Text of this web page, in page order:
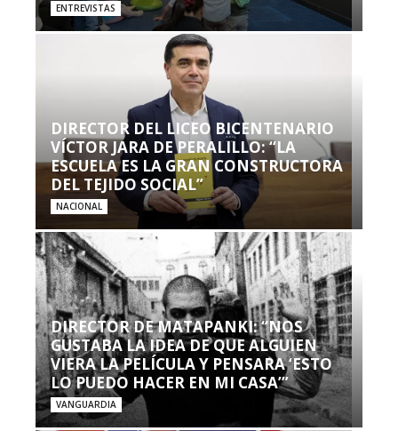
ENTREVISTAS
DIRECTOR DEL LICEO BICENTENARIO
VÍCTOR JARA DE PERALILLO: “LA
ESCUELA ES LA GRAN CONSTRUCTORA
DEL TEJIDO SOCIAL”
NACIONAL
DIRECTOR DE MATAPANKI: “NOS
GUSTABA LA IDEA DE QUE ALGUIEN
VIERA LA PELÍCULA Y PENSARA ‘ESTO
LO PUEDO HACER EN MI CASA’”
VANGUARDIA